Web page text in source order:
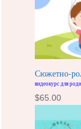
Сюжетно-
видеокурс для
$65.00